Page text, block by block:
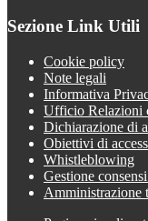
Sezione Link Utili
Cookie policy
Note legali
Informativa
Ufficio Relazioni
Dichiarazione di
Obiettivi di
Whistleblowing
Gestione
Amministrazione